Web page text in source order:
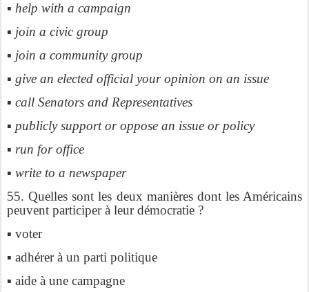
▪ help with a campaign
▪ join a civic group
▪ join a community group
▪ give an elected official your opinion on an issue
▪ call Senators and Representatives
▪ publicly support or oppose an issue or policy
▪ run for office
▪ write to a newspaper
55. Quelles sont les deux manières dont les Américains
peuvent participer à leur démocratie ?
▪ voter
▪ adhérer à un parti politique
▪ aide à une campagne